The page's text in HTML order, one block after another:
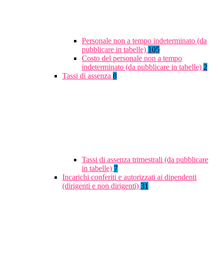
Personale non a tempo indeterminato (da
pubblicare in tabelle) 105
Costo del personale non a tempo
indeterminato (da pubblicare in tabelle) 2
Tassi di assenza 8
Tassi di assenza trimestrali (da pubblicare
in tabelle) 7
Incarichi conferiti e autorizzati ai dipendenti
(dirigenti e non dirigenti) 31